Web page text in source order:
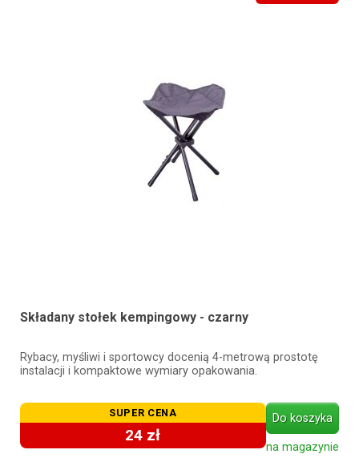
Składany stołek kempingowy - czarny
Rybacy, myśliwi i sportowcy docenią 4-metrową prostotę
instalacji i kompaktowe wymiary opakowania.
SUPER CENA
24 zł
Do koszyka
na magazynie